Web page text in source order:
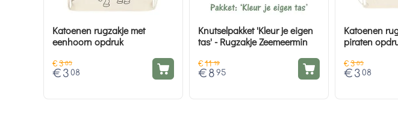
Katoenen rugzakje met
eenhoorn opdruk
€3 85
€ 3 08
Knutselpakket 'Kleur je eigen
tas' - Rugzakje Zeemeermin
€11 19
€ 8 95
Katoenen
piraten
€3 85
€ 3 08